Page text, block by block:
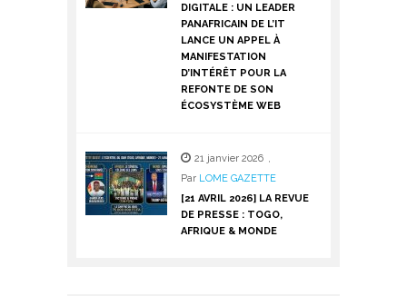
DIGITALE : UN LEADER
PANAFRICAIN DE L’IT
LANCE UN APPEL À
MANIFESTATION
D’INTÉRÊT POUR LA
REFONTE DE SON
ÉCOSYSTÈME WEB
21 janvier 2026 ,
Par LOME GAZETTE
[21 AVRIL 2026] LA REVUE
DE PRESSE : TOGO,
AFRIQUE & MONDE